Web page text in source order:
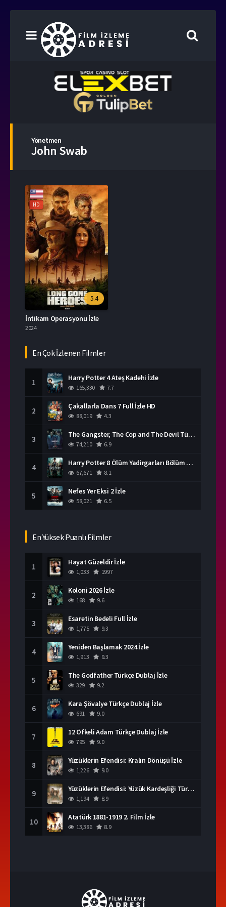
Yönetmen
John Swab
HD
5.4
İntikam Operasyonu İzle
2024
En Çok İzlenen Filmler
1 Harry Potter 4 Ateş Kadehi İzle
165,330 7.7
2 Çakallarla Dans 7 Full İzle HD
88,019 4.3
3 The Gangster, The Cop and The Devil Türkçe Dublaj İzle
74,210 6.9
4 Harry Potter 8 Ölüm Yadirgarları Bölüm 2 İzle
67,671 8.1
5 Nefes Yer Eksi 2 İzle
58,021 6.5
En Yüksek Puanlı Filmler
1 Hayat Güzeldir İzle
1,033 1997
2 Koloni 2026 İzle
168 9.6
3 Esaretin Bedeli Full İzle
1,775 9.3
4 Yeniden Başlamak 2024 İzle
1,913 9.3
5 The Godfather Türkçe Dublaj İzle
329 9.2
6 Kara Şövalye Türkçe Dublaj İzle
691 9.0
7 12 Öfkeli Adam Türkçe Dublaj İzle
795 9.0
8 Yüzüklerin Efendisi: Kralın Dönüşü İzle
1,226 9.0
9 Yüzüklerin Efendisi: Yüzük Kardeşliği Türkçe Dublaj İzle
1,194 8.9
10 Atatürk 1881-1919 2. Film İzle
13,386 8.9